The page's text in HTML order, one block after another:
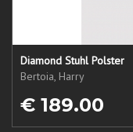
Diamond Stuhl Polster
Bertoia, Harry
€ 189.00